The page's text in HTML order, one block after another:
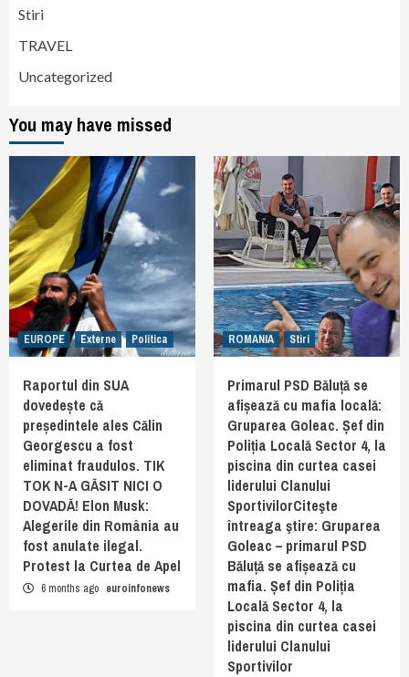
Stiri
TRAVEL
Uncategorized
You may have missed
EUROPE Externe Politica
Raportul din SUA
dovedește că
președintele ales Călin
Georgescu a fost
eliminat fraudulos. TIK
TOK N-A GĂSIT NICI O
DOVADĂ! Elon Musk:
Alegerile din România au
fost anulate ilegal.
Protest la Curtea de Apel
6 months ago euroinfonews
ROMANIA Stiri
Primarul PSD Băluță se
afișează cu mafia locală:
Gruparea Goleac. Șef din
Poliția Locală Sector 4, la
piscina din curtea casei
liderului Clanului
SportivilorCiteşte
întreaga ştire: Gruparea
Goleac – primarul PSD
Băluță se afișează cu
mafia. Șef din Poliția
Locală Sector 4, la
piscina din curtea casei
liderului Clanului
Sportivilor